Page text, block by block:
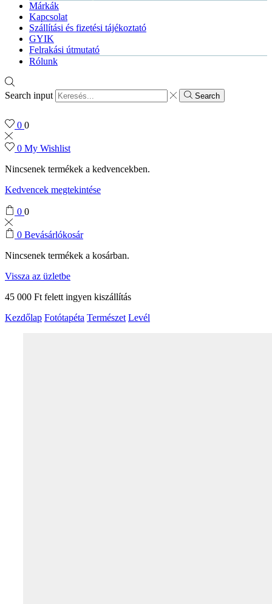
Márkák
Kapcsolat
Szállítási és fizetési tájékoztató
GYIK
Felrakási útmutató
Rólunk
Search input Search
0 0
0 My Wishlist
Nincsenek termékek a kedvencekben.
Kedvencek megtekintése
0 0
0 Bevásárlókosár
Nincsenek termékek a kosárban.
Vissza az üzletbe
45 000 Ft felett ingyen kiszállítás
Kezdőlap Fotótapéta Természet Levél